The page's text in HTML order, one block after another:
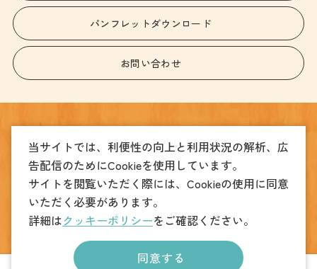
パンフレットダウンロード
お問い合わせ
宇都宮観光コンベンション協会
〒320-0026
宇都宮市馬場通り4丁目1番1号 うつのみや表参道スクエア2階
(観光振興課)028-678-8039
(MICE振興課)028-612-3905
028-678-8049
copyright © UTSUNOMIYA CONVENTION ＆ VISITORSBUREAU. All Rights Reserved.
当サイトでは、利便性の向上と利用状況の解析、広
告配信のためにCookieを使用しています。
サイトを閲覧いただく際には、Cookieの使用に同意
いただく必要があります。
詳細はクッキーポリシーをご確認ください。
同意する